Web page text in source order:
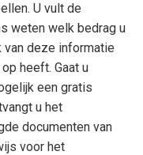
U vult de
weten welk bedrag u
van deze informatie
heeft. Gaat u
een gratis
u het
documenten van
voor het